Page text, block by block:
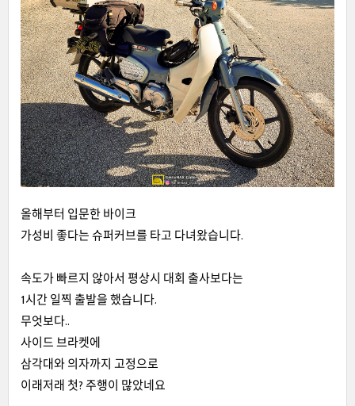
올해부터 입문한 바이크
가성비 좋다는 슈퍼커브를 타고 다녀왔습니다.
속도가 빠르지 않아서 평상시 대회 출사보다는
1시간 일찍 출발을 했습니다.
무엇보다..
사이드 브라켓에
삼각대와 의자까지 고정으로
이래저래 첫? 주행이 많았네요